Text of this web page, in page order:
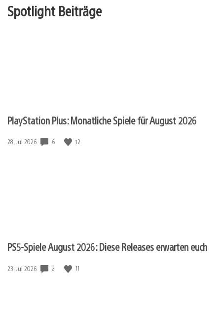
Spotlight Beiträge
PlayStation Plus: Monatliche Spiele für August 2026
Veröffentlichungsdatum:
28. Jul 2026 6 12
PS5-Spiele August 2026: Diese Releases erwarten euch
Veröffentlichungsdatum:
23. Jul 2026 2 11